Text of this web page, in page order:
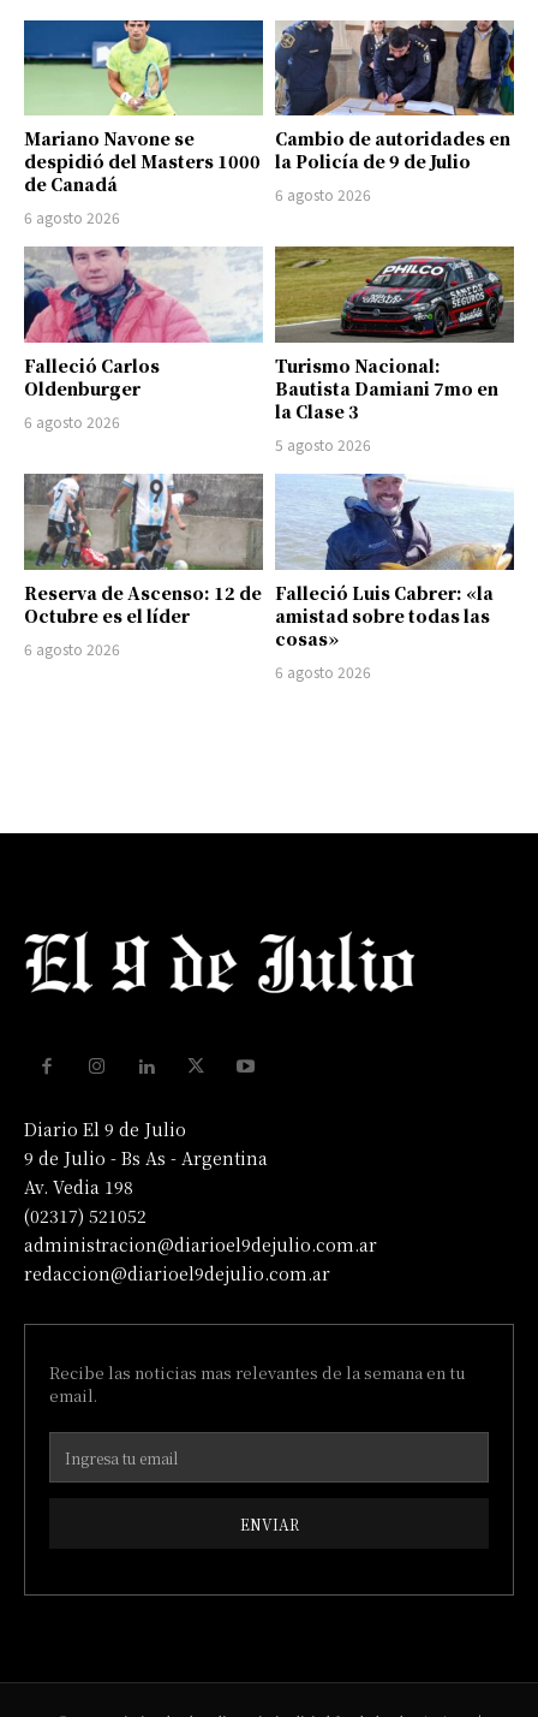
Mariano Navone se
despidió del Masters 1000
de Canadá
6 agosto 2026
Cambio de autoridades en
la Policía de 9 de Julio
6 agosto 2026
Falleció Carlos
Oldenburger
6 agosto 2026
Turismo Nacional:
Bautista Damiani 7mo en
la Clase 3
5 agosto 2026
Reserva de Ascenso: 12 de
Octubre es el líder
6 agosto 2026
Falleció Luis Cabrer: «la
amistad sobre todas las
cosas»
6 agosto 2026
Diario El 9 de Julio
9 de Julio - Bs As - Argentina
Av. Vedia 198
(02317) 521052
administracion@diarioel9dejulio.com.ar
redaccion@diarioel9dejulio.com.ar
Recibe las noticias mas relevantes de la semana en tu
email.
ENVIAR